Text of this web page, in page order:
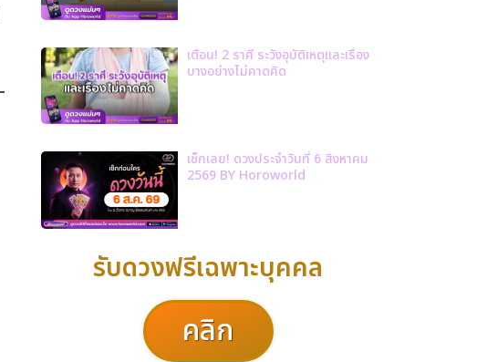
เตือน! 2 ราศี ระวังอุบัติเหตุและเรื่อง
บางอย่างไม่คาดคิด
เช็กเลย! ดวงประจำวันที่ 6 สิงหาคม
2569 BY Horoworld
รับดวงฟรีเฉพาะบุคคล
คลิก